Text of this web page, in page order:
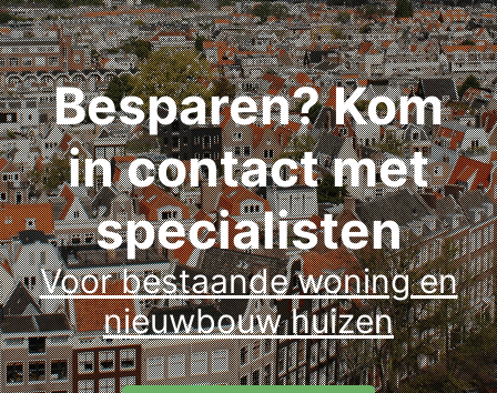
Besparen? Kom
in contact met
specialisten
Voor bestaande woning en
nieuwbouw huizen